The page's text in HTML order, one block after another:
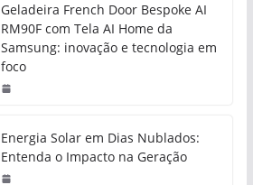
Geladeira French Door Bespoke AI
RM90F com Tela AI Home da
Samsung: inovação e tecnologia em
foco
Energia Solar em Dias Nublados:
Entenda o Impacto na Geração